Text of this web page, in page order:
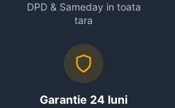
DPD & Sameday in toata
tara
Garantie 24 luni